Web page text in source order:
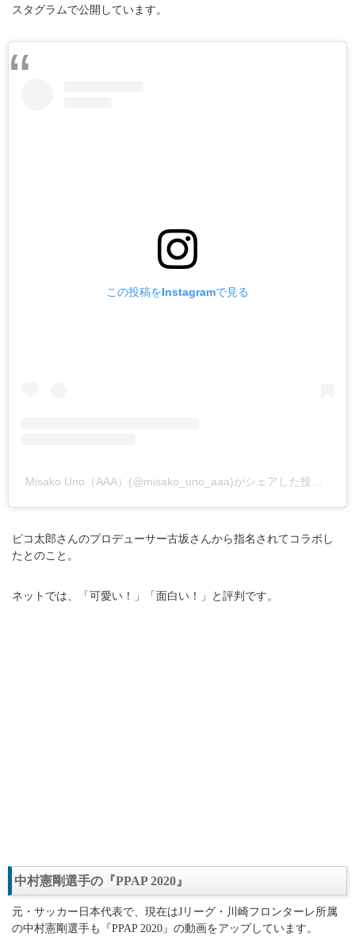
スタグラムで公開しています。
この投稿をInstagramで見る
ピコ太郎さんのプロデューサー古坂さんから指名されてコラボし
たとのこと。
ネットでは、「可愛い！」「面白い！」と評判です。
中村憲剛選手の『PPAP 2020』
元・サッカー日本代表で、現在はJリーグ・川崎フロンターレ所属
の中村憲剛選手も『PPAP 2020』の動画をアップしています。